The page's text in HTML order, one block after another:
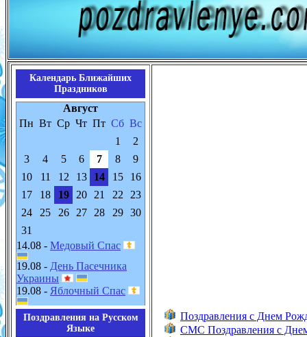
Календарь Ближайших
Праздников
Август
Пн Вт Ср Чт Пт Сб Вс
1
2
3
4 5 6 7 8
9
10
11 12 13 14 15
16
17
18 19 20 21 22
23
24
25 26 27 28 29
30
31
14.08 - Медовый Спас
19.08 - День Пасечника
Украины
19.08 - Яблочный Спас
Поздравления на Русском
Языке
Поздравления с Днем
СМС Поздравления с